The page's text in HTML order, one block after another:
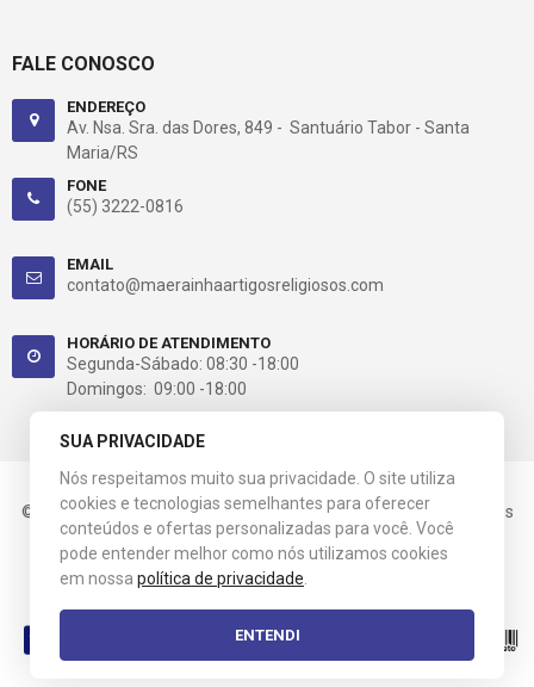
FALE CONOSCO
ENDEREÇO
Av. Nsa. Sra. das Dores, 849 - Santuário Tabor - Santa
Maria/RS
FONE
(55) 3222-0816
EMAIL
contato@maerainhaartigosreligiosos.com
HORÁRIO DE ATENDIMENTO
Segunda-Sábado: 08:30 -18:00
Domingos: 09:00 -18:00
© 2021 Mãe Rainha. CNPJ: 03.658.517/0001-60. Todos os direitos
reservados.
Esta loja virtual utiliza tecnologia da
Entre em Contato
SUA PRIVACIDADE
Nós respeitamos muito sua privacidade. O site utiliza
cookies e tecnologias semelhantes para oferecer
conteúdos e ofertas personalizadas para você. Você
pode entender melhor como nós utilizamos cookies
em nossa política de privacidade
ENTENDI